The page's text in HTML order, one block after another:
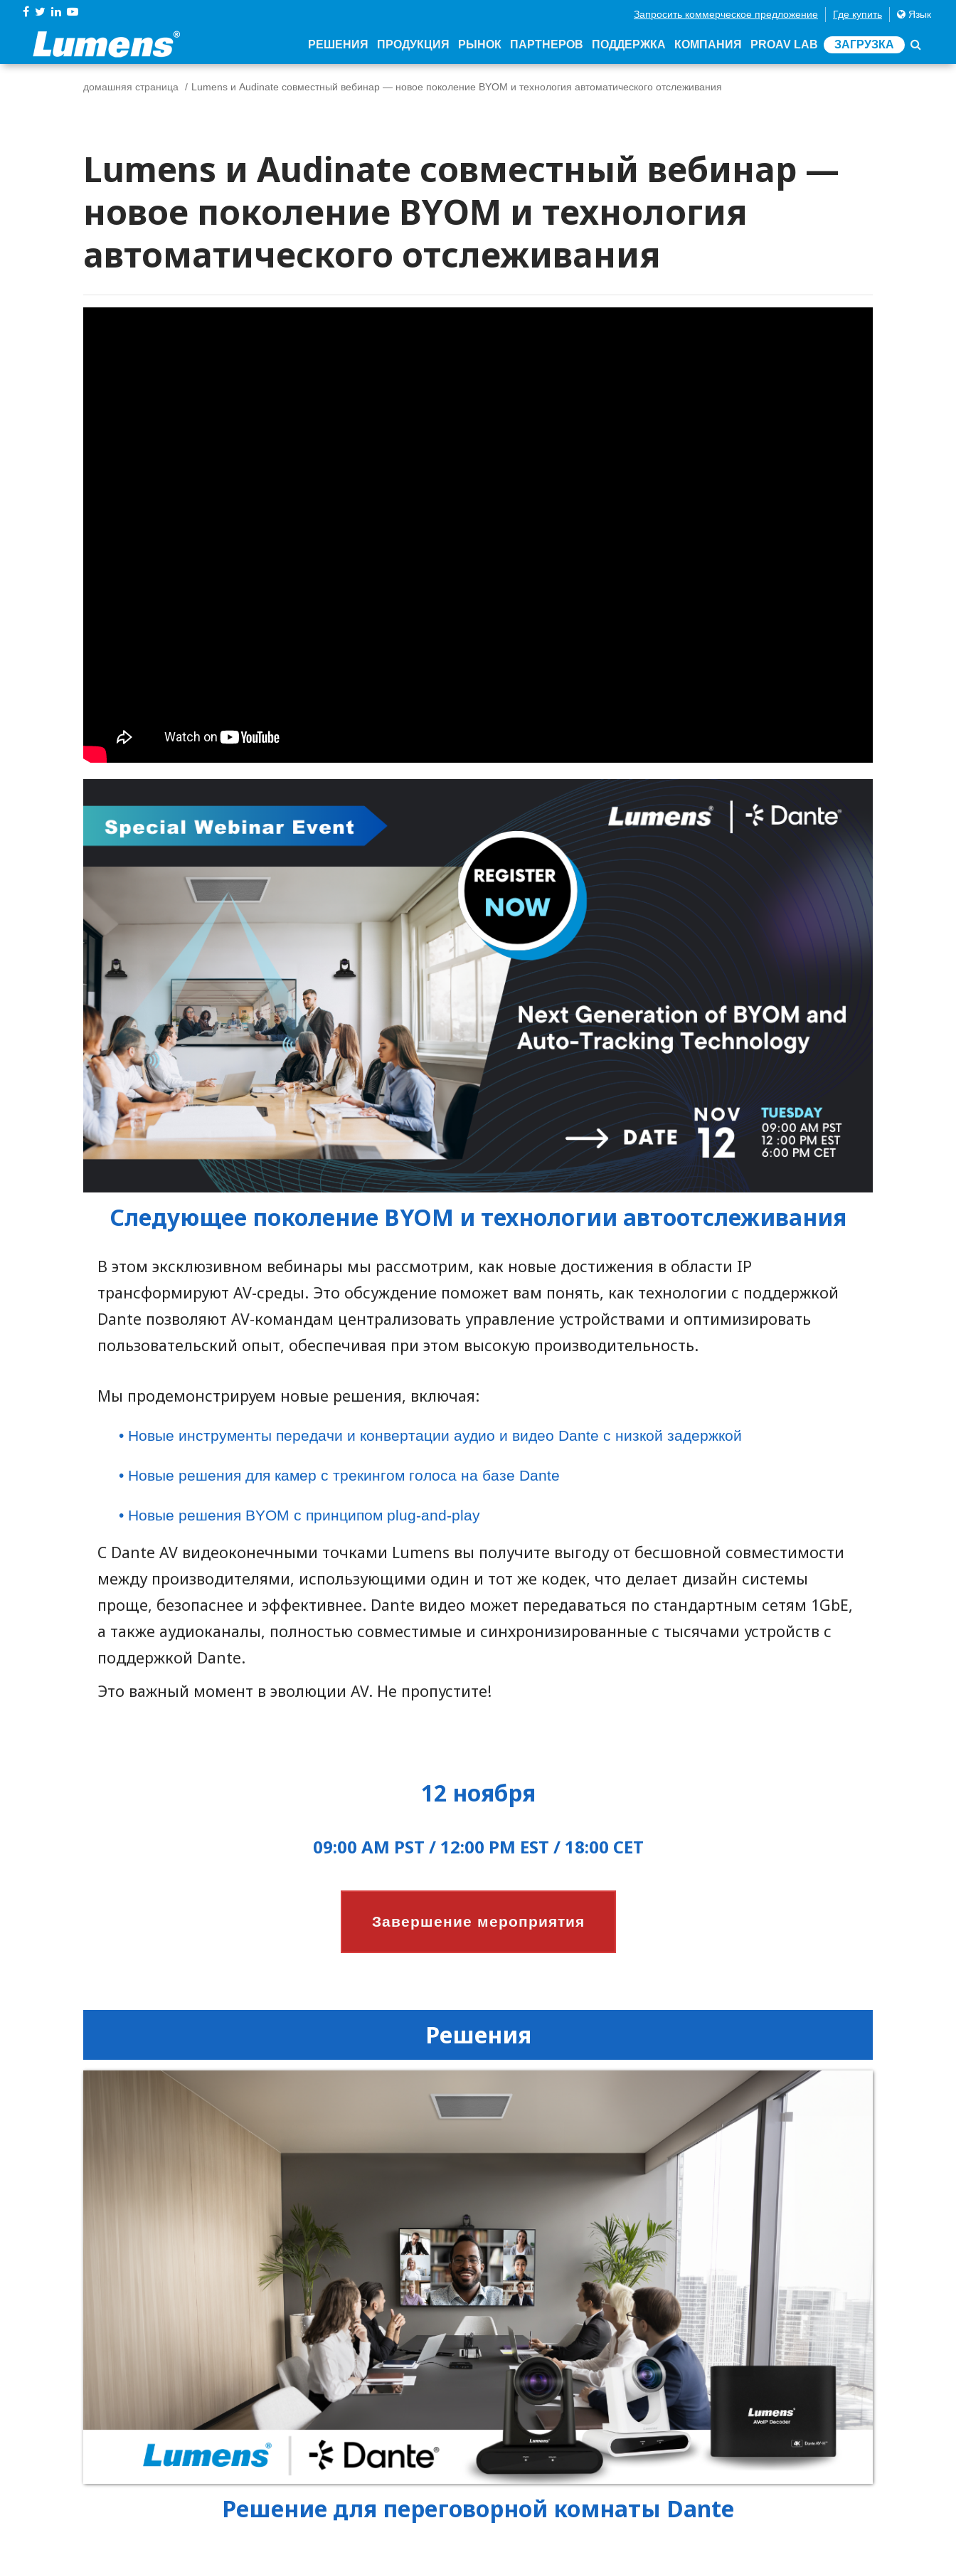
Запросить коммерческое предложение Где купить Язык
РЕШЕНИЯ ПРОДУКЦИЯ РЫНОК ПАРТНЕРОВ ПОДДЕРЖКА КОМПАНИЯ PROAV LAB ЗАГРУЗКА
домашняя страница Lumens и Audinate совместный вебинар — новое поколение BYOM и технология автоматического отслеживания
Lumens и Audinate совместный вебинар —
новое поколение BYOM и технология
автоматического отслеживания
Следующее поколение BYOM и технологии автоотслеживания
В этом эксклюзивном вебинары мы рассмотрим, как новые достижения в области IP
трансформируют AV-среды. Это обсуждение поможет вам понять, как технологии с поддержкой
Dante позволяют AV-командам централизовать управление устройствами и оптимизировать
пользовательский опыт, обеспечивая при этом высокую производительность.
Мы продемонстрируем новые решения, включая:
• Новые инструменты передачи и конвертации аудио и видео Dante с низкой задержкой
• Новые решения для камер с трекингом голоса на базе Dante
• Новые решения BYOM с принципом plug-and-play
С Dante AV видеоконечными точками Lumens вы получите выгоду от бесшовной совместимости
между производителями, использующими один и тот же кодек, что делает дизайн системы
проще, безопаснее и эффективнее. Dante видео может передаваться по стандартным сетям 1GbE,
а также аудиоканалы, полностью совместимые и синхронизированные с тысячами устройств с
поддержкой Dante.
Это важный момент в эволюции AV. Не пропустите!
12 ноября
09:00 AM PST / 12:00 PM EST / 18:00 CET
Завершение мероприятия
Решения
Решение для переговорной комнаты Dante